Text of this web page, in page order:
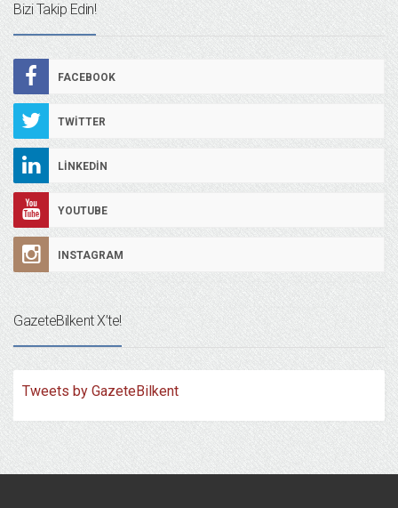
Bizi Takip Edin!
FACEBOOK
TWITTER
LINKEDIN
YOUTUBE
INSTAGRAM
GazeteBilkent X’te!
Tweets by GazeteBilkent